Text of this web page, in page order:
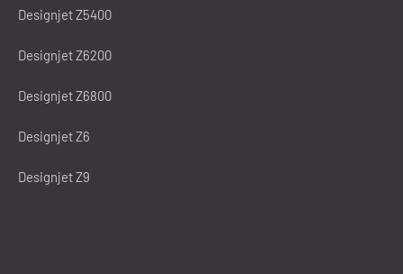
Designjet Z5400
Designjet Z6200
Designjet Z6800
Designjet Z6
Designjet Z9